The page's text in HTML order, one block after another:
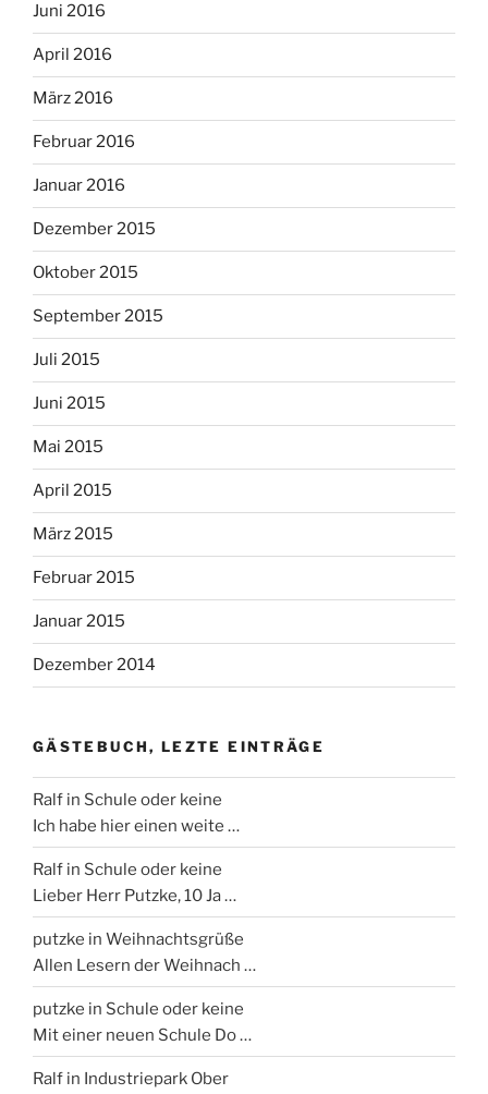
Juni 2016
April 2016
März 2016
Februar 2016
Januar 2016
Dezember 2015
Oktober 2015
September 2015
Juli 2015
Juni 2015
Mai 2015
April 2015
März 2015
Februar 2015
Januar 2015
Dezember 2014
GÄSTEBUCH, LEZTE EINTRÄGE
Ralf in Schule oder keine
Ich habe hier einen weite …
Ralf in Schule oder keine
Lieber Herr Putzke, 10 Ja …
putzke in Weihnachtsgrüße
Allen Lesern der Weihnach …
putzke in Schule oder keine
Mit einer neuen Schule Do …
Ralf in Industriepark Ober